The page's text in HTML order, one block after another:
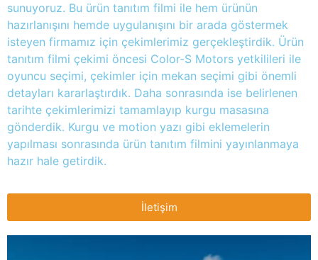
sunuyoruz. Bu ürün tanıtım filmi ile hem ürünün
hazırlanışını hemde uygulanışını bir arada göstermek
isteyen firmamız için çekimlerimiz gerçekleştirdik. Ürün
tanıtım filmi çekimi öncesi Color-S Motors yetkilileri ile
oyuncu seçimi, çekimler için mekan seçimi gibi önemli
detayları kararlaştırdık. Daha sonrasında ise belirlenen
tarihte çekimlerimizi tamamlayıp kurgu masasına
gönderdik. Kurgu ve motion yazı gibi eklemelerin
yapılması sonrasında ürün tanıtım filmini yayınlanmaya
hazır hale getirdik.
İletişim